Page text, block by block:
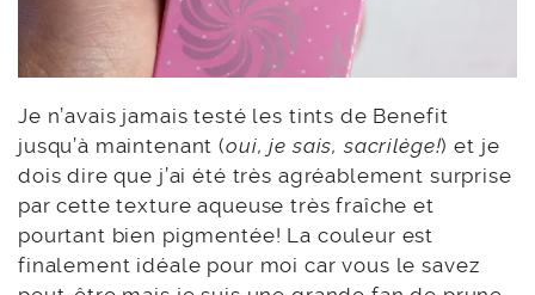
Je n’avais jamais testé les tints de Benefit
jusqu’à maintenant (oui, je sais, sacrilège!) et je
dois dire que j’ai été très agréablement surprise
par cette texture aqueuse très fraîche et
pourtant bien pigmentée! La couleur est
finalement idéale pour moi car vous le savez